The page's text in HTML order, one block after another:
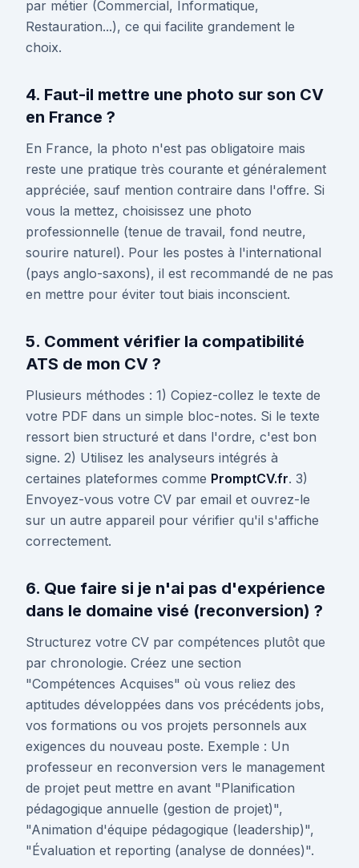
par métier (Commercial, Informatique,
Restauration...), ce qui facilite grandement le
choix.
4. Faut-il mettre une photo sur son CV
en France ?
En France, la photo n'est pas obligatoire mais
reste une pratique très courante et généralement
appréciée, sauf mention contraire dans l'offre. Si
vous la mettez, choisissez une photo
professionnelle (tenue de travail, fond neutre,
sourire naturel). Pour les postes à l'international
(pays anglo-saxons), il est recommandé de ne pas
en mettre pour éviter tout biais inconscient.
5. Comment vérifier la compatibilité
ATS de mon CV ?
Plusieurs méthodes : 1) Copiez-collez le texte de
votre PDF dans un simple bloc-notes. Si le texte
ressort bien structuré et dans l'ordre, c'est bon
signe. 2) Utilisez les analyseurs intégrés à
certaines plateformes comme PromptCV.fr. 3)
Envoyez-vous votre CV par email et ouvrez-le
sur un autre appareil pour vérifier qu'il s'affiche
correctement.
6. Que faire si je n'ai pas d'expérience
dans le domaine visé (reconversion) ?
Structurez votre CV par compétences plutôt que
par chronologie. Créez une section
"Compétences Acquises" où vous reliez des
aptitudes développées dans vos précédents jobs,
vos formations ou vos projets personnels aux
exigences du nouveau poste. Exemple : Un
professeur en reconversion vers le management
de projet peut mettre en avant "Planification
pédagogique annuelle (gestion de projet)",
"Animation d'équipe pédagogique (leadership)",
"Évaluation et reporting (analyse de données)".